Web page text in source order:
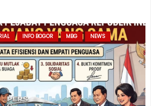
INFO BOGOR MBG
NEWS